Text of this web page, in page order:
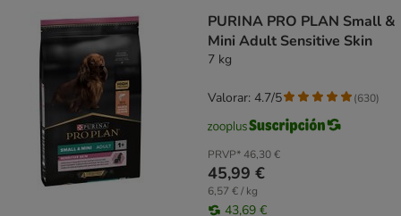
PURINA PRO PLAN Small &
Mini Adult Sensitive Skin
7 kg
PRVP*46,30 €
45,99 €
6,57 € / kg
43,69 €
Valorar: 4.7/5 (630)